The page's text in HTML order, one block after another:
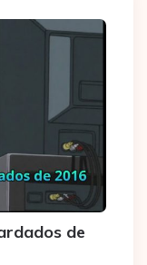
de